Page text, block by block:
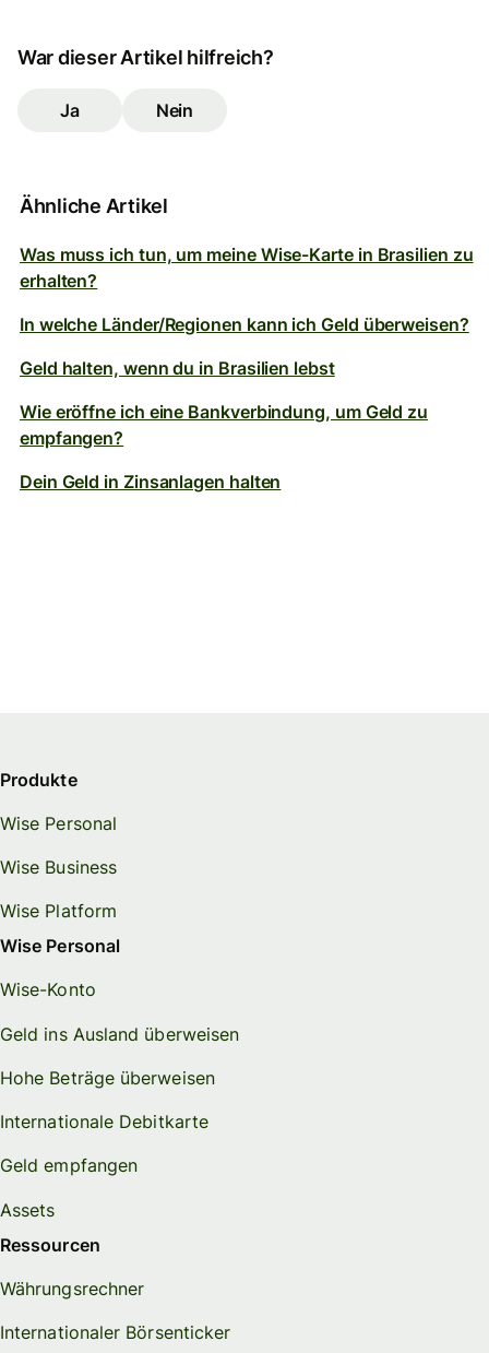
War dieser Artikel hilfreich?
Ja Nein
Ähnliche Artikel
Was muss ich tun, um meine Wise-Karte in Brasilien zu
erhalten?
In welche Länder/Regionen kann ich Geld überweisen?
Geld halten, wenn du in Brasilien lebst
Wie eröffne ich eine Bankverbindung, um Geld zu
empfangen?
Dein Geld in Zinsanlagen halten
Produkte
Wise Personal
Wise Business
Wise Platform
Wise Personal
Wise-Konto
Geld ins Ausland überweisen
Hohe Beträge überweisen
Internationale Debitkarte
Geld empfangen
Assets
Ressourcen
Währungsrechner
Internationaler Börsenticker